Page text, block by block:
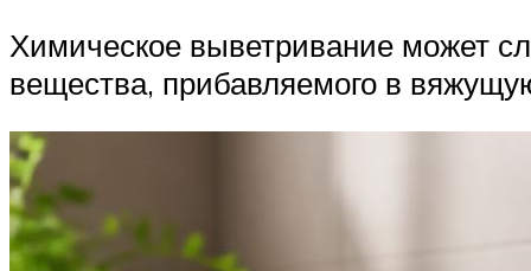
Химическое выветривание может
вещества, прибавляемого в